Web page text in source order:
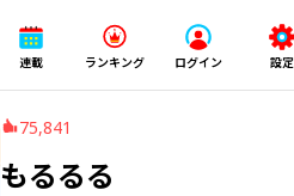
連載 ランキング ログイン 設定
75,841
もるるる